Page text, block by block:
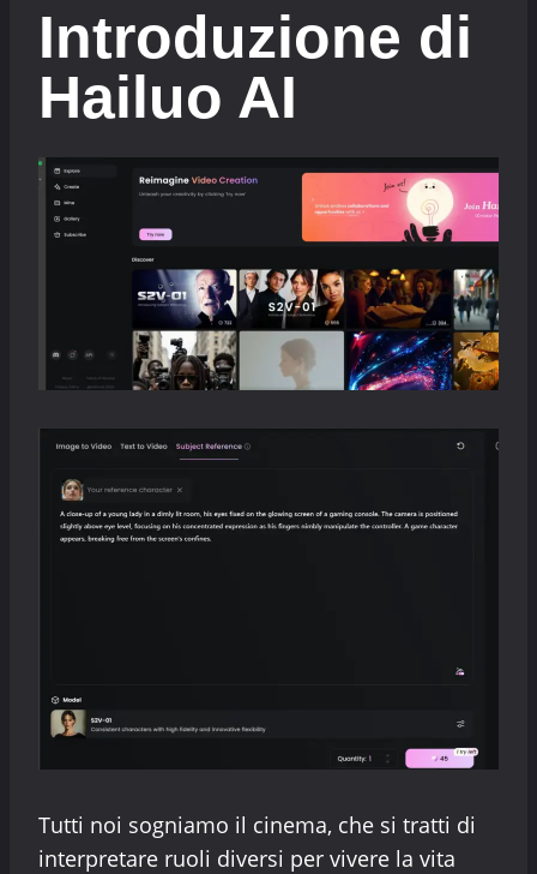
Introduzione di
Hailuo AI
Tutti noi sogniamo il cinema, che si tratti di
interpretare ruoli diversi per vivere la vita